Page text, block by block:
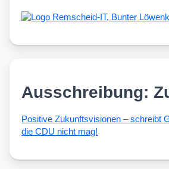
Ausschreibung:
Posi­ti­ve Zukunfts­vi­sio­nen – schreibt
die CDU nicht mag!